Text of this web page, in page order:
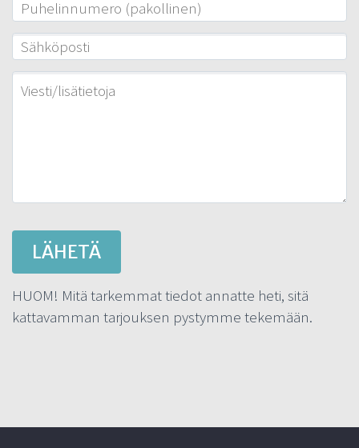
HUOM! Mitä tarkemmat tiedot annatte heti, sitä
kattavamman tarjouksen pystymme tekemään.